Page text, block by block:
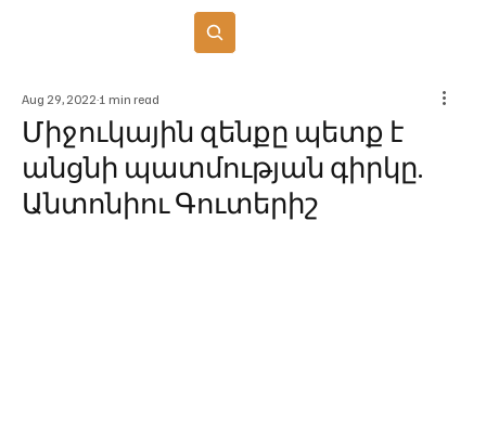
Միջուկային զենքը պետք է
անցնի պատմության գիրկը.
Անտոնիու Գուտերիշ
Aug 29, 2022 1 min read